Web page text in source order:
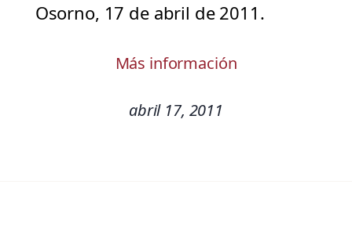
Osorno, 17 de abril de 2011.
Más información
abril 17, 2011